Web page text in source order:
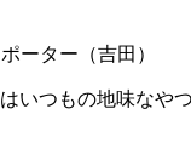
ーター（吉田）
いつもの地味な